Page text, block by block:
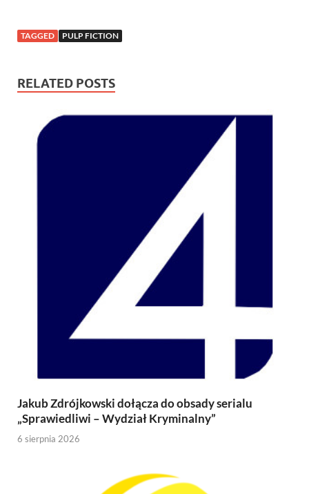
TAGGED PULP FICTION
RELATED POSTS
Jakub Zdrójkowski dołącza do obsady serialu
„Sprawiedliwi – Wydział Kryminalny”
6 sierpnia 2026